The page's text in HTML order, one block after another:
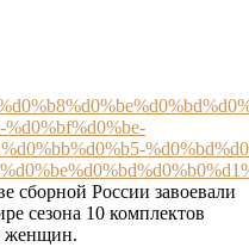
сборной России завоевали
сезона 10 комплектов
женщин.